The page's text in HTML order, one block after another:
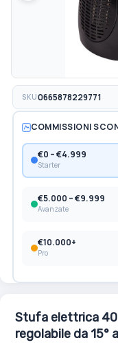
SKU0665878229771
COMMISSIONI
€0 – €4.999
Starter
€5.000 – €9.999
Avanzate
€10.000+
Pro
Stufa elettrica
regolabile da 15°